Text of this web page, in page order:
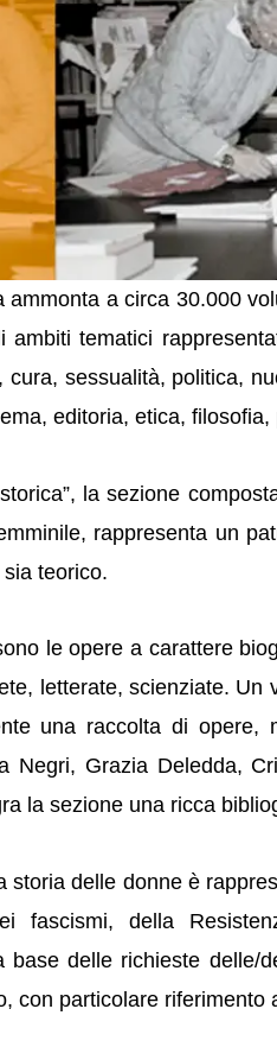
ammonta a circa 30.000
ambiti tematici
sessualità, politica,
editoria, etica,
la sezione
rappresenta un
teorico.
le opere a carattere
letterate, scienziate.
una raccolta di
Negri, Grazia Deledda,
la sezione una ricca
storia delle donne è
fascismi, della
base delle richieste
con particolare